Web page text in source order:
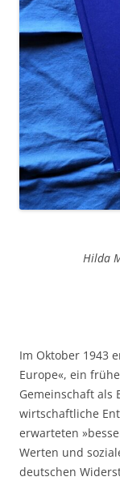
Hilda
Im Oktober 1943
Europe«, ein
Gemeinschaft als
wirtschaftliche
erwarteten
Werten und
deutschen